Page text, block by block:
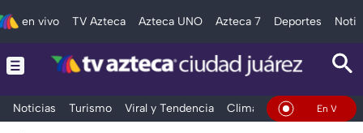
en vivo TV Azteca Azteca UNO Azteca 7 Deportes
Noticias Turismo Viral y Tendencia Clima DeportesEn Vivo